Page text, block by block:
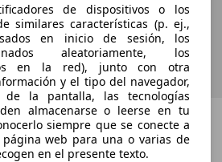
de dispositivos o los
similares características (p. ej.,
en inicio de sesión, los
aleatoriamente, los
en la red), junto con otra
y el tipo del navegador,
la pantalla, las tecnologías
almacenarse o leerse en tu
siempre que se conecte a
web para una o varias de
en el presente texto.